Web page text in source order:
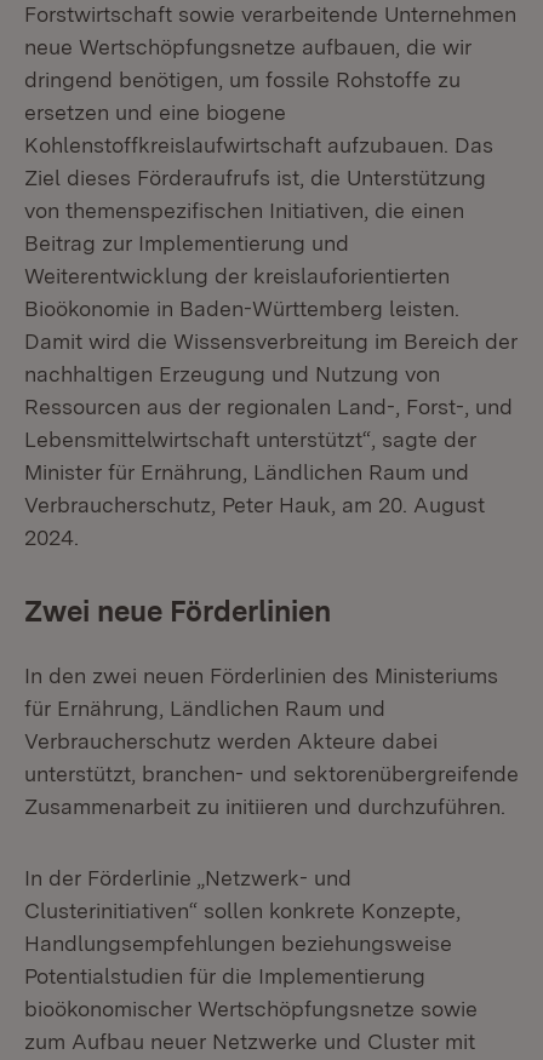
Forstwirtschaft sowie verarbeitende Unternehmen
neue Wertschöpfungsnetze aufbauen, die wir
dringend benötigen, um fossile Rohstoffe zu
ersetzen und eine biogene
Kohlenstoffkreislaufwirtschaft aufzubauen. Das
Ziel dieses Förderaufrufs ist, die Unterstützung
von themenspezifischen Initiativen, die einen
Beitrag zur Implementierung und
Weiterentwicklung der kreislauforientierten
Bioökonomie in Baden-Württemberg leisten.
Damit wird die Wissensverbreitung im Bereich der
nachhaltigen Erzeugung und Nutzung von
Ressourcen aus der regionalen Land-, Forst-, und
Lebensmittelwirtschaft unterstützt“, sagte der
Minister für Ernährung, Ländlichen Raum und
Verbraucherschutz, Peter Hauk, am 20. August
2024.
Zwei neue Förderlinien
In den zwei neuen Förderlinien des Ministeriums
für Ernährung, Ländlichen Raum und
Verbraucherschutz werden Akteure dabei
unterstützt, branchen- und sektorenübergreifende
Zusammenarbeit zu initiieren und durchzuführen.
In der Förderlinie „Netzwerk- und
Clusterinitiativen“ sollen konkrete Konzepte,
Handlungsempfehlungen beziehungsweise
Potentialstudien für die Implementierung
bioökonomischer Wertschöpfungsnetze sowie
zum Aufbau neuer Netzwerke und Cluster mit